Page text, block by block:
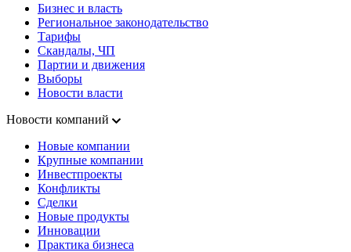
Бизнес и власть
Региональное законодательство
Тарифы
Скандалы, ЧП
Партии и движения
Выборы
Новости власти
Новости компаний
Новые компании
Крупные компании
Инвестпроекты
Конфликты
Сделки
Новые продукты
Инновации
Практика бизнеса